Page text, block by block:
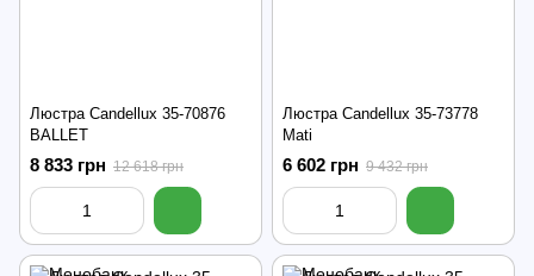
Люстра Candellux 35-70876
BALLET
8 833 грн 12 618 грн
Люстра Candellux 35-73778
Mati
6 602 грн 9 432 грн